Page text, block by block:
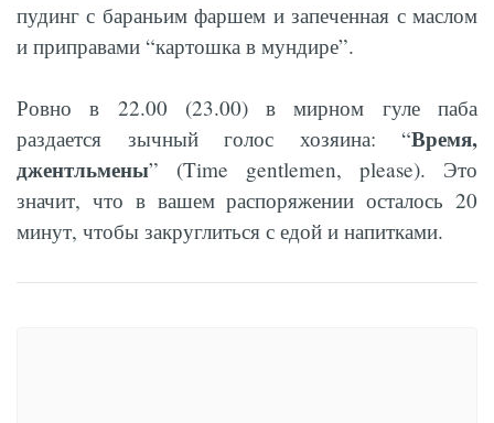
пудинг с бараньим фаршем и запеченная с маслом
и приправами “картошка в мундире”.
Ровно в 22.00 (23.00) в мирном гуле паба
раздается зычный голос хозяина: “Время,
джентльмены” (Time gentlemen, please). Это
значит, что в вашем распоряжении осталось 20
минут, чтобы закруглиться с едой и напитками.